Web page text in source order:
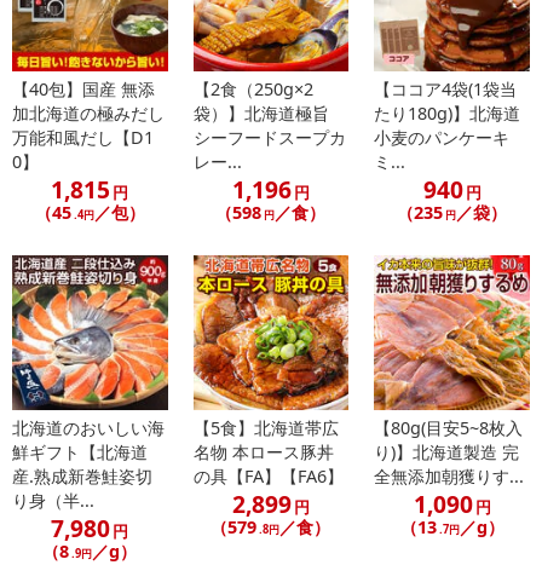
コリコリした食感がクセになる逸品です。
●エイヒレが美味しい理由
・厳選された素材を使用
原料は約530種あるエイの中から
コリコリした軟骨とプリプリとした身のものを厳選して
使用いたしました。
・加工は安心の北海道
北海道ではエイヒレをカスベと呼び、
加工はカスベ作りの職人が丁寧に干し上げました。
特に北海道の職人が作るエイヒレの味は絶妙です！
・真空パックでのお届け
スーパーなどではそのまま袋詰めにされたエイヒレを見かけますが
当店では干したてに近い状態で鮮度を保つために
真空パックで商品をお届けしています。
【40包】国産 無添
加北海道の極みだし
万能和風だし【D1
0】
1,815 円
（45.4円／包）
【2食（250g×2
袋）】北海道極旨
シーフードスープカ
レー...
1,196円
（598 円 ／食）
【ココア4袋(1袋当
たり180g)】北海道
小麦のパンケーキ
ミ...
940円
（235 円 ／袋）
北海道のおいしい海
鮮ギフト【北海道
産.熟成新巻鮭姿切
り身（半...
7,980円
（8.9円／g）
【5食】北海道帯広
名物 本ロース豚丼
の具【FA】【FA6】
2,899円
（579.8円／食）
【80g(目安5~8枚入
り)】北海道製造 完
全無添加朝獲りす...
1,090円
（13.7円／g）